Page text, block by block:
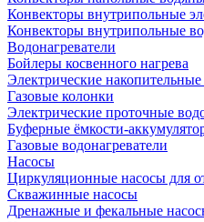
Конвекторы внутрипольные
Конвекторы внутрипольные
Водонагреватели
Бойлеры косвенного нагрева
Электрические накопительные
Газовые колонки
Электрические проточные
Буферные ёмкости-
Газовые водонагреватели
Насосы
Циркуляционные насосы для
Скважинные насосы
Дренажные и фекальные